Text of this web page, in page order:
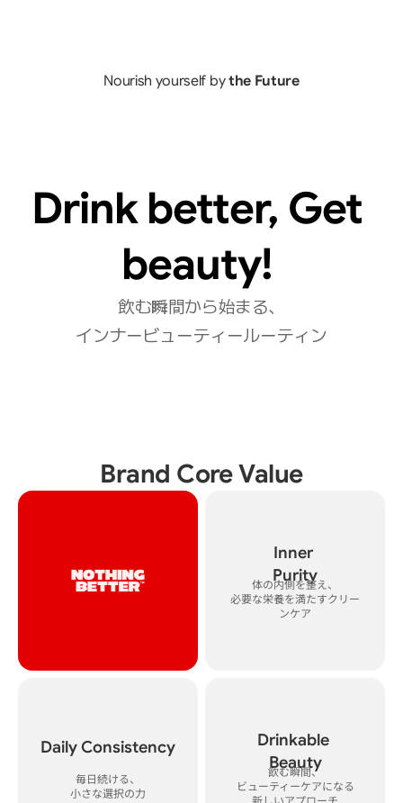
Nourish yourself by the Future
Drink better, Get
beauty!
飲む瞬間から始まる、
インナービューティールーティン
Brand Core Value
Inner
体の内側を整え、
必要な栄養を満たすクリー
ンケア
Daily Consistency
毎日続ける、
小さな選択の力
Drinkable
Beauty
飲む瞬間、
ビューティーケアになる
新しいアプローチ